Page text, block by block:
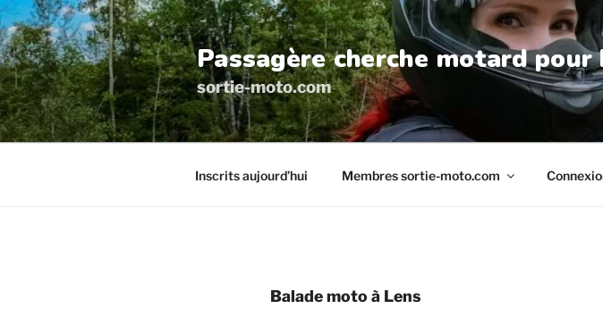
Aller
au
contenu
principal
Passagère cherche motard
sortie-moto.com
Inscrits aujourd’hui Membres sortie-moto.com
Balade moto à Lens